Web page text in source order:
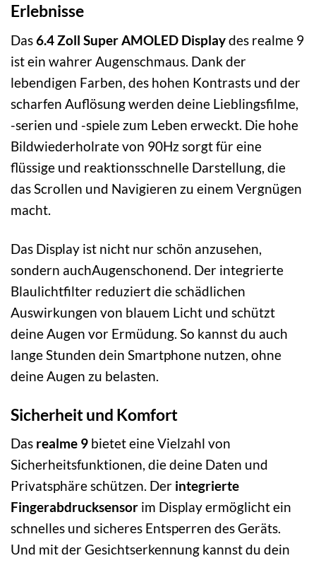
Erlebnisse
Das6.4 Zoll Super AMOLED Displaydes realme 9
ist ein wahrer Augenschmaus. Dank der
lebendigen Farben, des hohen Kontrasts und der
scharfen Auflösung werden deine Lieblingsfilme,
-serien und -spiele zum Leben erweckt. Die hohe
Bildwiederholrate von 90Hz sorgt für eine
flüssige und reaktionsschnelle Darstellung, die
das Scrollen und Navigieren zu einem Vergnügen
macht.
Das Display ist nicht nur schön anzusehen,
sondern auchAugenschonend. Der integrierte
Blaulichtfilter reduziert die schädlichen
Auswirkungen von blauem Licht und schützt
deine Augen vor Ermüdung. So kannst du auch
lange Stunden dein Smartphone nutzen, ohne
deine Augen zu belasten.
Sicherheit und Komfort
Das realme 9 bietet eine Vielzahl von
Sicherheitsfunktionen, die deine Daten und
Privatsphäre schützen. Der integrierte
Fingerabdrucksensor im Display ermöglicht ein
schnelles und sicheres Entsperren des Geräts.
Und mit der Gesichtserkennung kannst du dein